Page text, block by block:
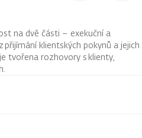
na dvě části – exekuční a
přijímání klientských pokynů a jejich
tvořena rozhovory s klienty,